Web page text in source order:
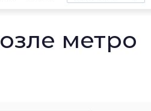
метро